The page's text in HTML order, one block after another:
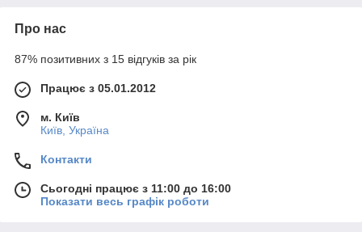
Про нас
87% позитивних з 15 відгуків за рік
Працює з 05.01.2012
м. Київ
Київ, Україна
Контакти
Сьогодні працює з 11:00 до 16:00
Показати весь графік роботи